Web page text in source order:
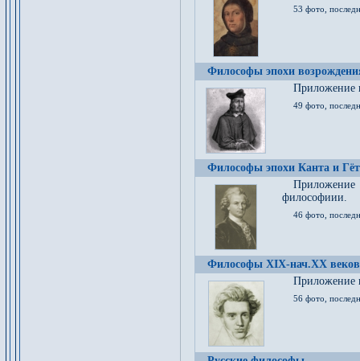
53 фото,
Философы эпохи
Приложение
49 фото,
Философы эпохи Канта и
философиии.
46 фото,
Философы XIX-нач.XX веков
Приложение
56 фото,